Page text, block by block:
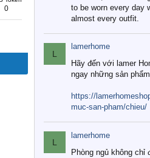
0
to be worn every day
almost every outfit.
L
lamerhome
Hãy đến với lamer
ngay những sản
https://
muc-san-pham/chieu/
L
lamerhome
Phòng ngủ không chỉ